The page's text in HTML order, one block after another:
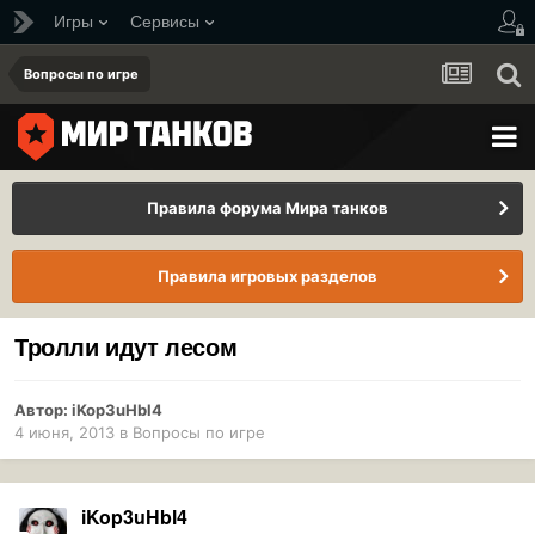
Игры Сервисы
Вопросы по игре
Правила форума Мира танков
Правила игровых разделов
Тролли идут лесом
Автор: iKop3uHbl4
4 июня, 2013 в Вопросы по игре
iKop3uHbl4